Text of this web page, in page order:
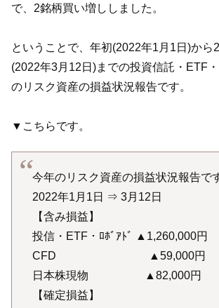
で、2銘柄買い増ししました。
ということで、年初(2022年1月1日)から
(2022年3月12日)までの投資信託・ETF
のリスク資産の損益状況報告です。
▼こちらです。
今年のリスク資産の損益状況報告で
2022年1月1日 ⇒ 3月12日
【含み損益】
投信・ETF・ﾛﾎﾞｱﾄﾞ ▲1,260,000円
CFD ▲59,000円
日本株現物 ▲82,000円
【確定損益】